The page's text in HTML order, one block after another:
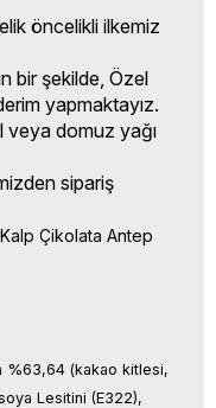
öncelikli ilkemiz
bir şekilde, Özel
yapmaktayız.
veya domuz yağı
sipariş
Kalp Çikolata Antep
%63,64 (kakao kitlesi,
Lesitini (E322),